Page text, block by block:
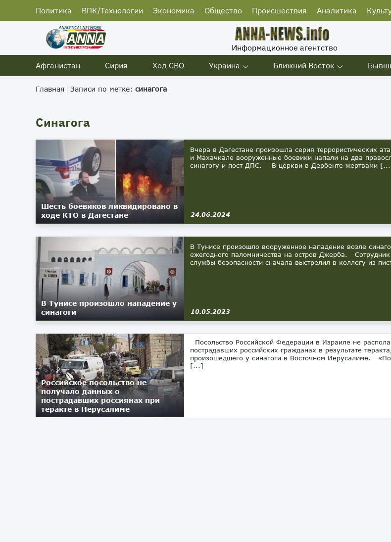
Политика ВПК/Технологии Экономика Общество Происшествия Аналитика
Информационное агентство
Афганистан
Сирия Ход СВО Украина Ближний Восток
Главная Записи по метке: синагога
Синагога
Шесть боевиков ликвидировано в
ходе КТО в Дагестане
Вчера в Дагестане произошла серия террористических
и Махачкале вооруженные боевики напали на два
синагогу и пост ДПС. В церкви в Дербенте жертвами
24.06.2024
В Тунисе произошло нападение у
синагоги
В Тунисе произошло вооруженное нападение возле
ежегодного паломничества на остров Джерба. Сотрудник
службы безопасности сначала выстрелил в коллегу из
10.05.2023
Российское посольство не
получало данных о
пострадавших россиянах при
теракте в Иерусалиме
Посольство Российской Федерации в Израиле не
пострадавших российских гражданах в результате
произошедшего у синагоги в Восточном Иерусалиме.
[...]
28.01.2023